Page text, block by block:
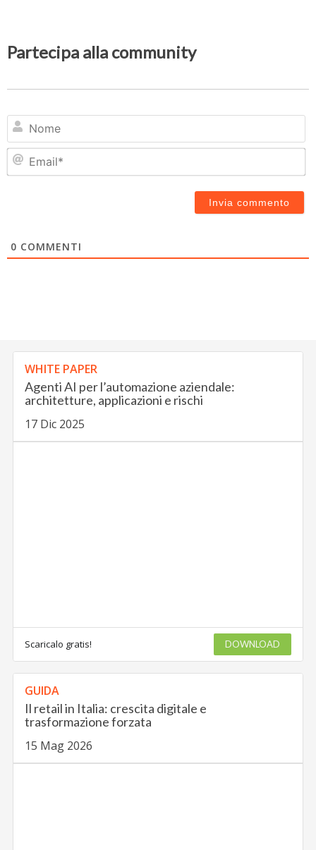
Partecipa alla community
0 COMMENTI
WHITE PAPER
Agenti AI per l’automazione aziendale:
architetture, applicazioni e rischi
17 Dic 2025
Scaricalo gratis! DOWNLOAD
GUIDA
Il retail in Italia: crescita digitale e
trasformazione forzata
15 Mag 2026